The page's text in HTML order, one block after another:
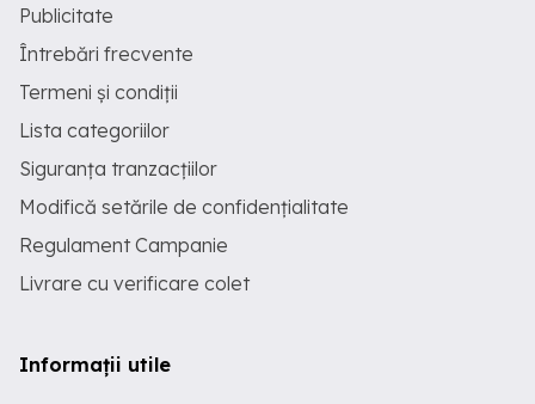
Publicitate
Întrebări frecvente
Termeni și condiții
Lista categoriilor
Siguranța tranzacțiilor
Modifică setările de confidențialitate
Regulament Campanie
Livrare cu verificare colet
Informații utile